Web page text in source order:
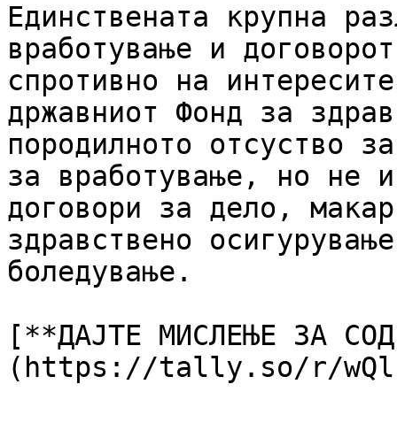
Единствената крупна
вработување и
спротивно на
државниот Фонд за
породилното отсуство
за вработување, но не
договори за дело,
здравствено
боледување.
[**ДАЈТЕ МИСЛЕЊЕ ЗА